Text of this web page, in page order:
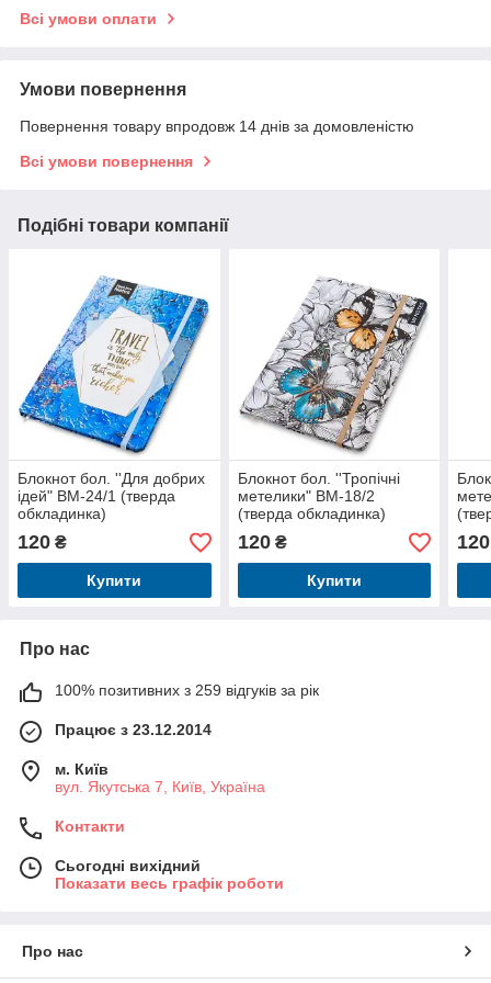
Всі умови оплати
Умови повернення
Повернення товару впродовж 14 днів за домовленістю
Всі умови повернення
Подібні товари компанії
Блокнот бол. ''Для добрих
ідей" BM-24/1 (тверда
обкладинка)
120 ₴
Купити
Блокнот бол. ''Тропічні
метелики" BM-18/2
(тверда обкладинка)
120₴
Купити
120
Про нас
100% позитивних з 259 відгуків за рік
Працює з 23.12.2014
м. Київ
вул. Якутська 7, Київ, Україна
Контакти
Сьогодні вихідний
Показати весь графік роботи
Про нас